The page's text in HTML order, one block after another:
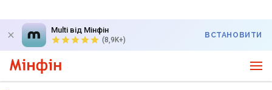
Multi від Мінфін
(8,9K+)
ВСТАНОВИТИ